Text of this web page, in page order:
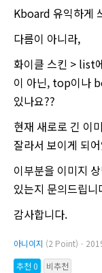
Kboard 유익하게
다름이 아니라,
화이클 스킨 > list
이 아닌, top이나
있나요??
현재 새로로 긴 이
잘라서 보이게 되
이부분을 이미지
있는지 문의드립니
감사합니다.
아니이지 (2 Point)ㆍ
추천 0
비추천